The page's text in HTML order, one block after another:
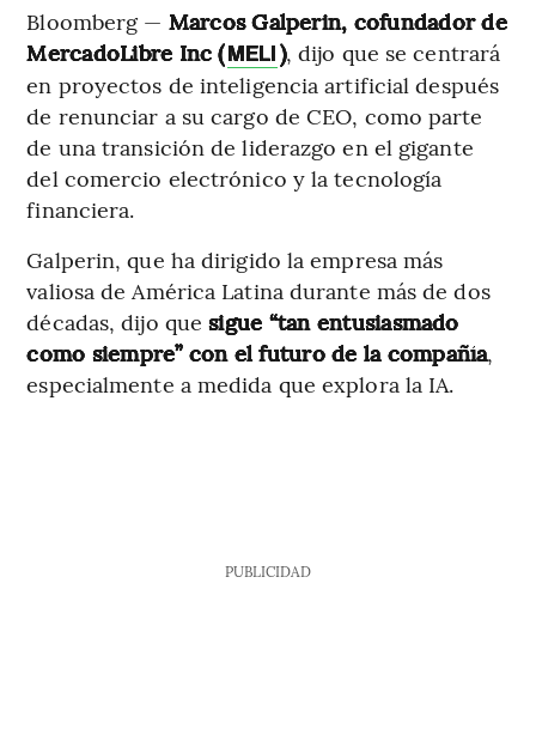
Bloomberg — Marcos Galperin, cofundador de
MercadoLibre Inc (MELI), dijo que se centrará
en proyectos de inteligencia artificial después
de renunciar a su cargo de CEO, como parte
de una transición de liderazgo en el gigante
del comercio electrónico y la tecnología
financiera.
Galperin, que ha dirigido la empresa más
valiosa de América Latina durante más de dos
décadas, dijo quesigue “tan entusiasmado
como siempre” con el futuro de la compañía,
especialmente a medida que explora la IA.
PUBLICIDAD